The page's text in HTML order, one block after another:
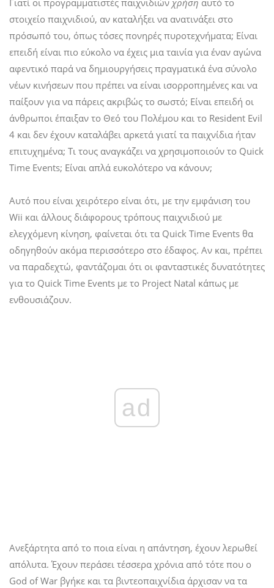
Γιατί οι προγραμματιστές παιχνιδιών χρήση αυτό το
στοιχείο παιχνιδιού, αν καταλήξει να ανατινάξει στο
πρόσωπό του, όπως τόσες πονηρές πυροτεχνήματα; Είναι
επειδή είναι πιο εύκολο να έχεις μια ταινία για έναν αγώνα
αφεντικό παρά να δημιουργήσεις πραγματικά ένα σύνολο
νέων κινήσεων που πρέπει να είναι ισορροπημένες και να
παίξουν για να πάρεις ακριβώς το σωστό; Είναι επειδή οι
άνθρωποι έπαιξαν το Θεό του Πολέμου και το Resident Evil
4 και δεν έχουν καταλάβει αρκετά γιατί τα παιχνίδια ήταν
επιτυχημένα; Τι τους αναγκάζει να χρησιμοποιούν το Quick
Time Events; Είναι απλά ευκολότερο να κάνουν;
Αυτό που είναι χειρότερο είναι ότι, με την εμφάνιση του
Wii και άλλους διάφορους τρόπους παιχνιδιού με
ελεγχόμενη κίνηση, φαίνεται ότι τα Quick Time Events θα
οδηγηθούν ακόμα περισσότερο στο έδαφος. Αν και, πρέπει
να παραδεχτώ, φαντάζομαι ότι οι φανταστικές δυνατότητες
για το Quick Time Events με το Project Natal κάπως με
ενθουσιάζουν.
ad
Ανεξάρτητα από το ποια είναι η απάντηση, έχουν λερωθεί
απόλυτα. Έχουν περάσει τέσσερα χρόνια από τότε που ο
God of War βγήκε και τα βιντεοπαιχνίδια άρχισαν να τα